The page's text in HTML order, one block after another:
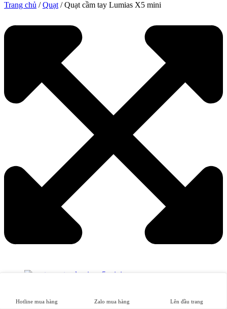
Trang chủ /Quạt / Quạt cầm tay Lumias X5 mini
Hotline mua hàng Zalo mua hàng Lên đầu trang